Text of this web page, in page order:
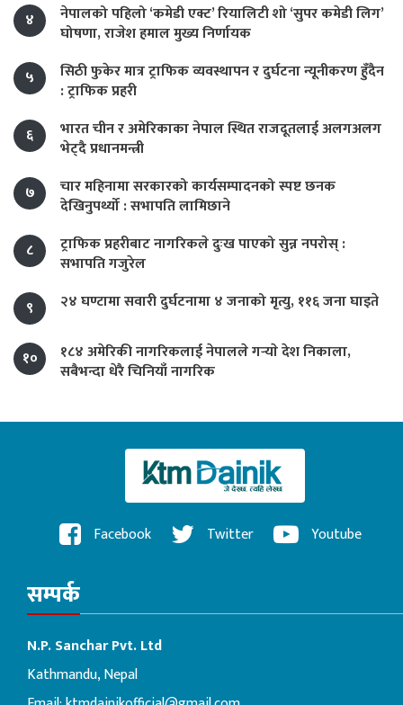
४
नेपालको पहिलो ‘कमेडी एक्ट’ रियालिटी शो ‘सुपर कमेडी लिग’
घोषणा, राजेश हमाल मुख्य निर्णायक
५
सिठी फुकेर मात्र ट्राफिक व्यवस्थापन र दुर्घटना न्यूनीकरण हुँदैन
: ट्राफिक प्रहरी
६
भारत चीन र अमेरिकाका नेपाल स्थित राजदूतलाई अलगअलग
भेट्दै प्रधानमन्त्री
७
चार महिनामा सरकारको कार्यसम्पादनको स्पष्ट छनक
देखिनुपर्थ्यो : सभापति लामिछाने
८
ट्राफिक प्रहरीबाट नागरिकले दुःख पाएको सुन्न नपरोस् :
सभापति गजुरेल
९
२४ घण्टामा सवारी दुर्घटनामा ४ जनाको मृत्यु, ११६ जना घाइते
१०
१८४ अमेरिकी नागरिकलाई नेपालले गर्‍याे देश निकाला,
सबैभन्दा धेरै चिनियाँ नागरिक
Facebook Twitter Youtube
सम्पर्क
N.P. Sanchar Pvt. Ltd
Kathmandu, Nepal